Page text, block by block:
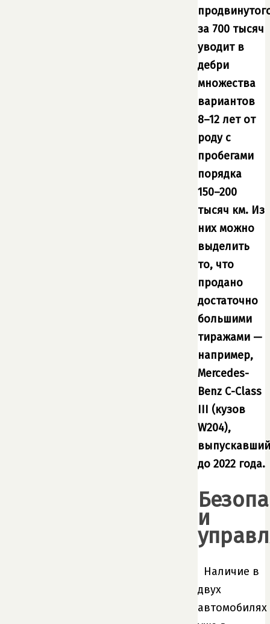
за 700 тысяч
уводит в
дебри
множества
вариантов
8–12 лет от
роду с
пробегами
порядка
150–200
тысяч км. Из
них можно
выделить
то, что
продано
достаточно
большими
тиражами —
например,
Mercedes-
Benz С-Class
III (кузов
W204),
до 2022 года.
и
Наличие в
двух
автомобилях